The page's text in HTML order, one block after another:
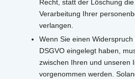
Recht, statt der Löschung
Verarbeitung Ihrer
verlangen.
Wenn Sie einen
DSGVO eingelegt haben,
zwischen Ihren und unseren
vorgenommen werden.